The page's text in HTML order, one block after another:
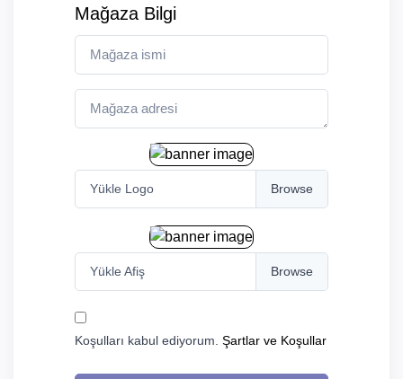
Mağaza Bilgi
Yükle Logo
Yükle Afiş
Koşulları kabul ediyorum. Şartlar ve Koşullar